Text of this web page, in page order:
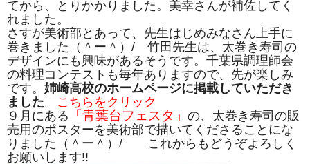
てから、とりかかりました。美幸さんが補佐してく
れました。
さすが美術部とあって、先生はじめみなさん上手に
巻きました（＾ー＾）/ 竹田先生は、太巻き寿司の
デザインにも興味があるそうです。千葉県調理師会
の料理コンテストも毎年ありますので、先が楽しみ
です。 姉崎高校のホームページに掲載していただき
ました。 こちらをクリック
９月にある
「青葉台フェスタ」 の、太巻き寿司の販
売用のポスターを美術部で描いてくださることにな
りました（＾ー＾）/ これからもどうぞよろしく
お願いします!!